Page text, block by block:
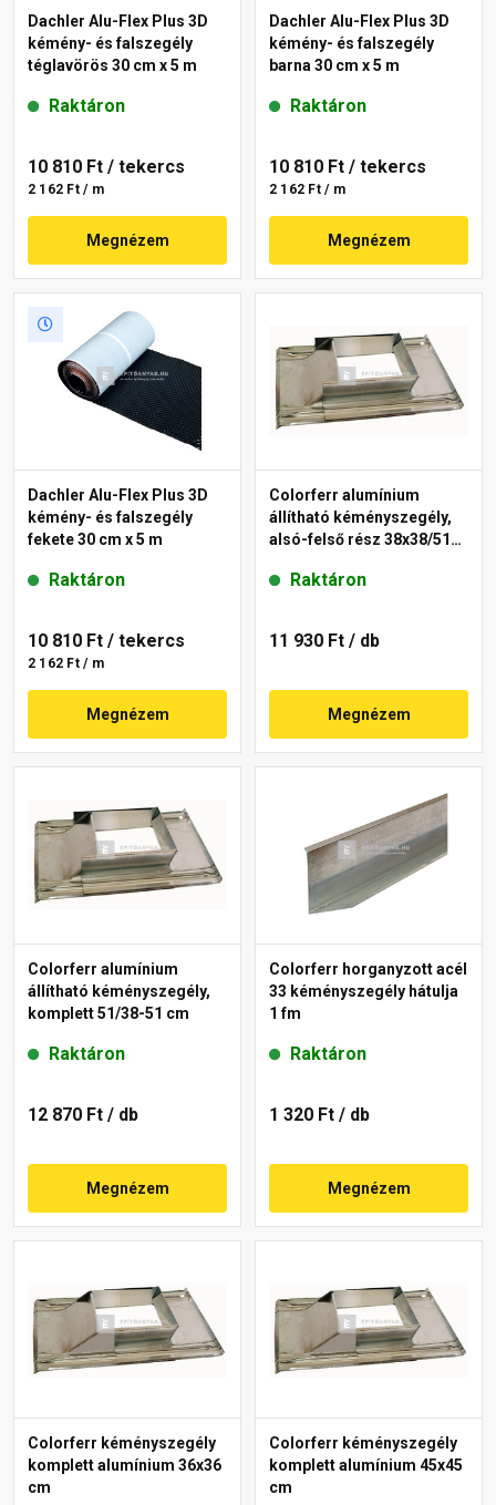
Dachler Alu-Flex Plus 3D
kémény- és falszegély
téglavörös 30 cm x 5 m
Raktáron
10 810 Ft / tekercs
2 162 Ft / m
Megnézem
Dachler Alu-Flex Plus 3D
kémény- és falszegély
barna 30 cm x 5 m
Raktáron
10 810 Ft / tekercs
2 162 Ft / m
Megnézem
Dachler Alu-Flex Plus 3D
kémény- és falszegély
fekete 30 cm x 5 m
Raktáron
10 810 Ft / tekercs
2 162 Ft / m
Megnézem
Colorferr alumínium
állítható kéményszegély,
alsó-felső rész 38x38/51
Raktáron
11 930 Ft / db
Megnézem
Colorferr alumínium
állítható kéményszegély,
komplett 51/38-51 cm
Raktáron
12 870 Ft / db
Megnézem
Colorferr horganyzott acél
33 kéményszegély hátulja
1 fm
Raktáron
1 320 Ft / db
Megnézem
Colorferr kéményszegély
komplett alumínium 36x36
cm
Colorferr kéményszegély
komplett alumínium 45x45
cm